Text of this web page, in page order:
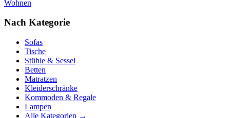
Wohnen
Nach Kategorie
Sofas
Tische
Stühle & Sessel
Betten
Matratzen
Kleiderschränke
Kommoden & Regale
Lampen
Alle Kategorien →